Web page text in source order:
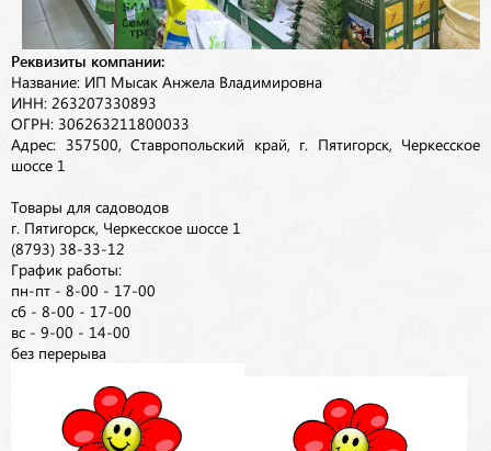
Реквизиты компании:
Название: ИП Мысак Анжела Владимировна
ИНН: 263207330893
ОГРН: 306263211800033
Адрес: 357500, Ставропольский край, г. Пятигорск, Черкесское
шоссе 1
Товары для садоводов
г. Пятигорск, Черкесское шоссе 1
(8793) 38-33-12
График работы:
пн-пт - 8-00 - 17-00
сб - 8-00 - 17-00
вс - 9-00 - 14-00
без перерыва